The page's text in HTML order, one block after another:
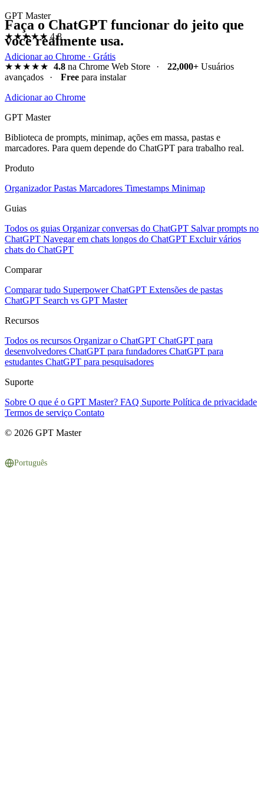
GPT Master
★★★★★ 4.8
Adicionar ao Chrome · Grátis
Faça o ChatGPT funcionar do jeito que
você realmente usa.
★★★★★ 4.8na Chrome Web Store · 22,000+Usuários
avançados
· Free para instalar
Adicionar ao Chrome
GPT Master
Biblioteca de prompts, minimap, ações em massa, pastas e
marcadores. Para quem depende do ChatGPT para trabalho real.
Produto
OrganizadorPastas Marcadores Timestamps Minimap
Guias
Todos os guias Organizar conversas do ChatGPT Salvar prompts no
ChatGPT Navegar em chats longos do ChatGPT Excluir vários
chats do ChatGPT
Comparar
Comparar tudo Superpower ChatGPT Extensões de pastas
ChatGPT Search vs GPT Master
Recursos
Todos os recursos Organizar o ChatGPT ChatGPT para
desenvolvedores ChatGPT para fundadores ChatGPT para
estudantes ChatGPT para pesquisadores
Suporte
Sobre O que é o GPT Master? FAQ Suporte Política de privacidade
Termos de serviço Contato
© 2026 GPT Master
Português